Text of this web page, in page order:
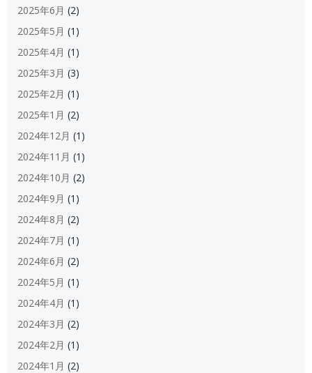
2025年6月 (2)
2025年5月 (1)
2025年4月 (1)
2025年3月 (3)
2025年2月 (1)
2025年1月 (2)
2024年12月 (1)
2024年11月 (1)
2024年10月 (2)
2024年9月 (1)
2024年8月 (2)
2024年7月 (1)
2024年6月 (2)
2024年5月 (1)
2024年4月 (1)
2024年3月 (2)
2024年2月 (1)
2024年1月 (2)